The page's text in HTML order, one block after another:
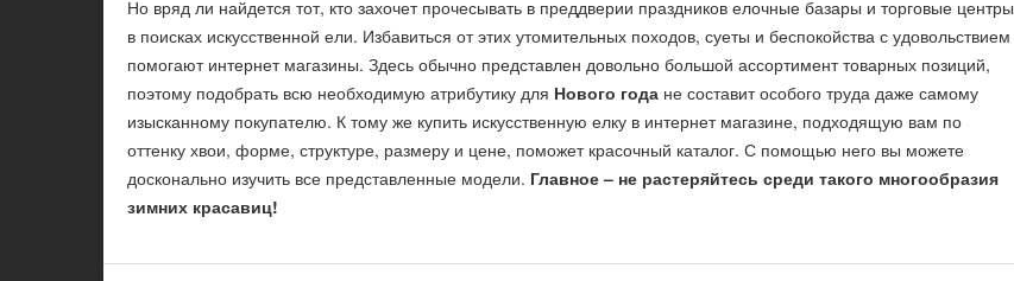
Но вряд ли найдется тот, кто захочет прочесывать в преддверии праздников елочные базары и торговые центры
в поисках искусственной ели. Избавиться от этих утомительных походов, суеты и беспокойства с удовольствием
помогают интернет магазины. Здесь обычно представлен довольно большой ассортимент товарных позиций,
поэтому подобрать всю необходимую атрибутику для Нового года не составит особого труда даже самому
изысканному покупателю. К тому же купить искусственную елку в интернет магазине, подходящую вам по
оттенку хвои, форме, структуре, размеру и цене, поможет красочный каталог. С помощью него вы можете
досконально изучить все представленные модели. Главное – не растеряйтесь среди такого многообразия
зимних красавиц!